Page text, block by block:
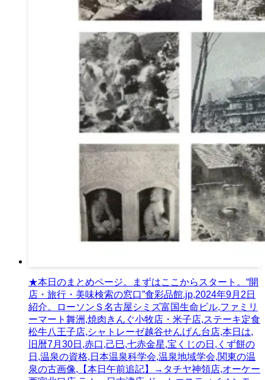
★本日のまとめページ。まずはここからスタート。“開
店・旅行・美味検索の窓口”食彩品館.jp,2024年9月2日
紹介。ローソンＳ名古屋シミズ富国生命ビル,ファミリ
ーマート舞洲,焼肉きんぐ小牧店・米子店,ステーキ定食
松牛八王子店,シャトレーゼ越谷せんげん台店,本日は,
旧暦7月30日,赤口,己巳,七赤金星,宝くじの日,くず餅の
日,温泉の資格,日本温泉科学会,温泉地域学会,関東の温
泉の古画像,【本日午前追記】→タチヤ神領店,オーケー